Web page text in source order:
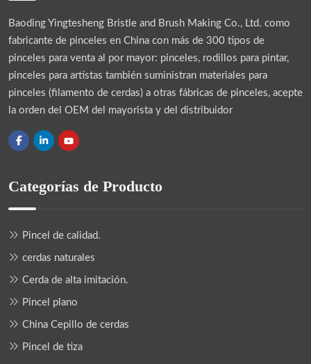
Baoding Yingtesheng Bristle and Brush Making Co., Ltd. como
fabricante de pinceles en China con más de 300 tipos de
pinceles para venta al por mayor: pinceles, rodillos para pintar,
pinceles para artistas también suministran materiales para
pinceles (filamento de cerdas) a otras fábricas de pinceles, acepte
la orden del OEM del mayorista y del distribuidor
Categorías de Producto
Pincel de calidad.
cerdas naturales
Cerda de alta imitación.
Pincel plano
China Cepillo de cerdas
Pincel de tiza